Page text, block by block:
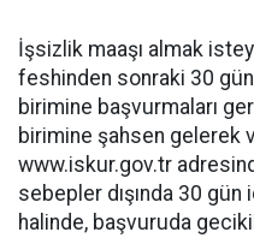
İşsizlik maaşı almak
feshinden sonraki 30 gün
birimine başvurmaları
birimine şahsen gelerek
www.iskur.gov.tr
sebepler dışında 30
halinde, başvuruda